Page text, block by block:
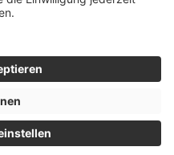
Datenschutz|
Nutzungsbedingungen